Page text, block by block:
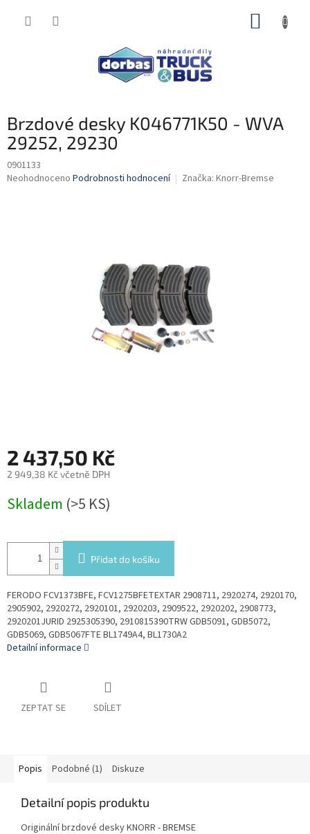
Brzdové desky K046771K50 - WVA
29252, 29230
0901133
Průměrné
Neohodnoceno Podrobnosti hodnocení Značka: Knorr-Bremse
2 437,50 Kč
2 949,38 Kč včetně DPH
cena:
Skladem (>5 KS)
Přidat do košíku
FERODO FCV1373BFE, FCV1275BFETEXTAR 2908711, 2920274, 2920170,
2905902, 2920272, 2920101, 2920203, 2909522, 2920202, 2908773,
2920201JURID 2925305390, 2910815390TRW GDB5091, GDB5072,
GDB5069, GDB5067FTE BL1749A4, BL1730A2
Detailní informace
ZEPTAT SE SDÍLET
Popis Podobné (1) Diskuze
Detailní popis produktu
Originální brzdové desky KNORR - BREMSE